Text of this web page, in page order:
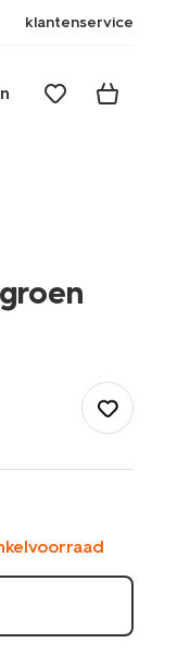
klantenservice